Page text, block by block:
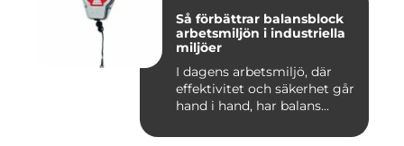
Så förbättrar balansblock
arbetsmiljön i industriella
miljöer
I dagens arbetsmiljö, där
effektivitet och säkerhet går
hand i hand, har balans...